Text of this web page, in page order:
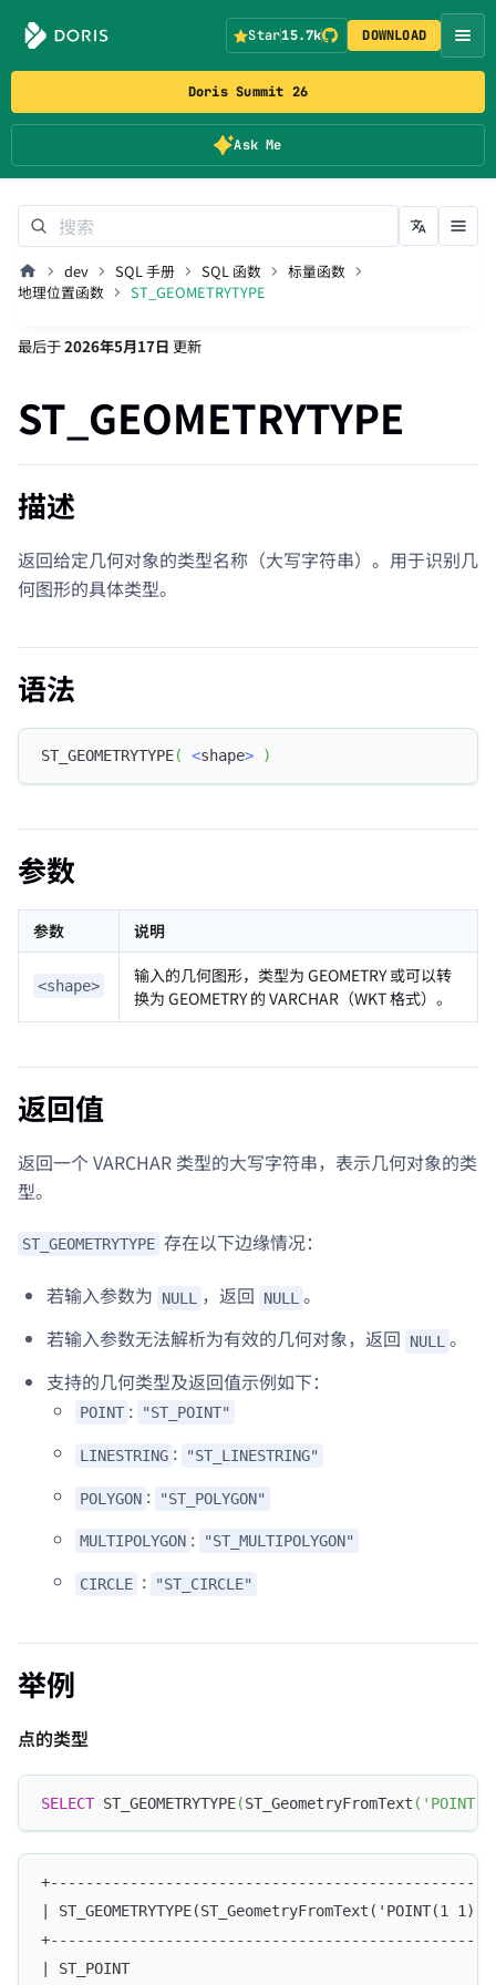
Doris Summit 26
Ask Me
Star15.7k DOWNLOAD
dev SQL 手册 SQL 函数
标量函数
地理位置函数
ST_GEOMETRYTYPE
最后于2026年5月17日 更新
ST_GEOMETRYTYPE
描述
返回给定几何对象的类型名称（大写字符串）。用于识别几
何图形的具体类型。
语法
ST_GEOMETRYTYPE( <shape> )
参数
参数 说明
<shape>
输入的几何图形，类型为 GEOMETRY 或可以转
换为 GEOMETRY 的 VARCHAR（WKT 格式）。
返回值
返回一个 VARCHAR 类型的大写字符串，表示几何对象的类
型。
ST_GEOMETRYTYPE 存在以下边缘情况：
若输入参数为 NULL ，返回 NULL 。
若输入参数无法解析为有效的几何对象，返回
NULL 。
支持的几何类型及返回值示例如下：
POINT : "ST_POINT"
LINESTRING : "ST_LINESTRING"
POLYGON : "ST_POLYGON"
MULTIPOLYGON : "ST_MULTIPOLYGON"
CIRCLE : "ST_CIRCLE"
举例
点的类型
SELECT ST_GEOMETRYTYPE(ST_GeometryFromText (
| ST_GEOMETRYTYPE(ST_GeometryFromText('POINT(1
| ST_POINT